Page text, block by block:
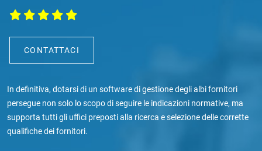
CONTATTACI
In definitiva, dotarsi di un software di gestione degli albi fornitori
persegue non solo lo scopo di seguire le indicazioni normative, ma
supporta tutti gli uffici preposti alla ricerca e selezione delle corrette
qualifiche dei fornitori.